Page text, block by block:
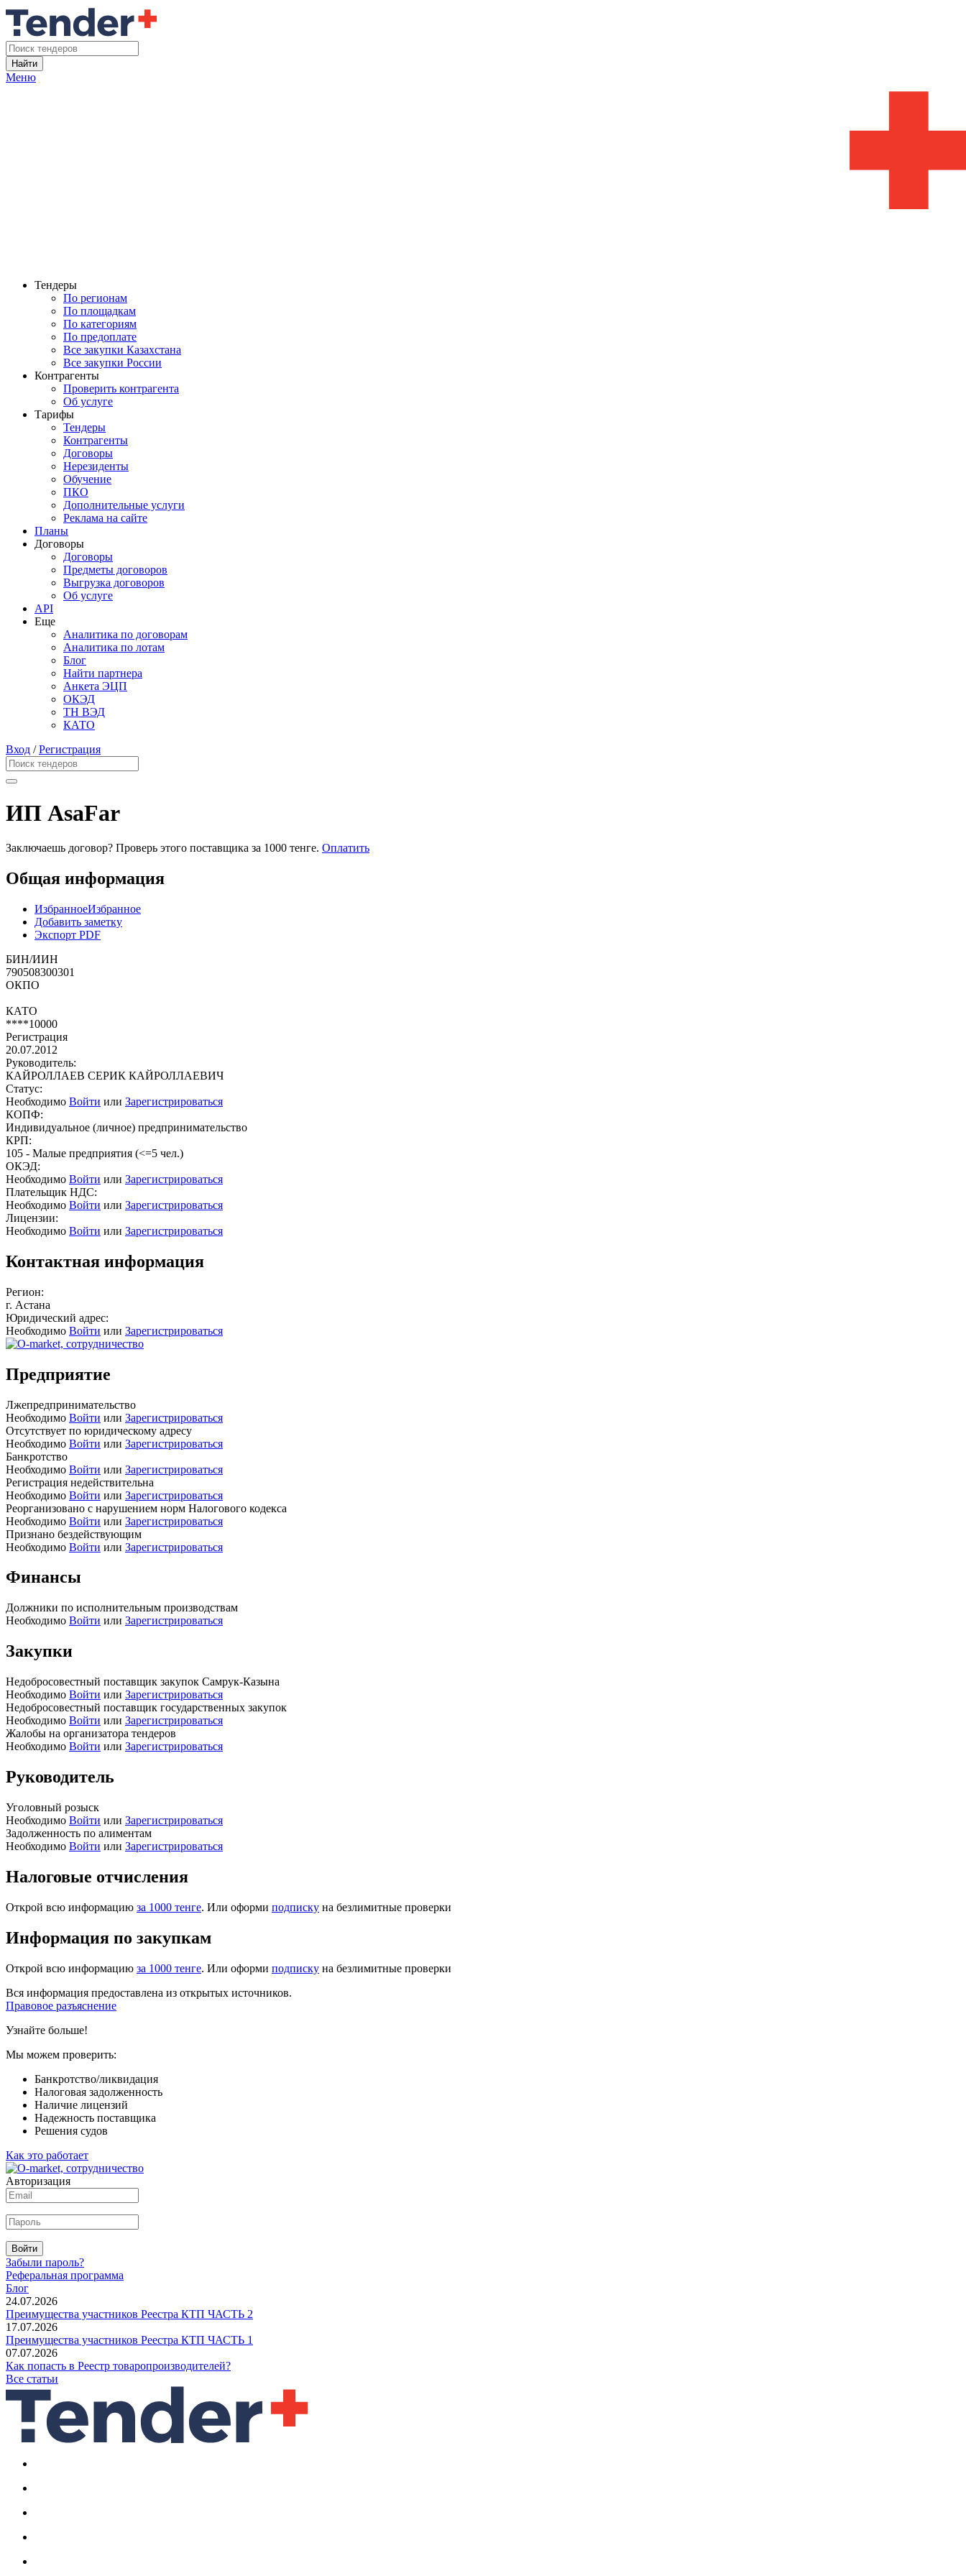
Найти
Меню
Тендеры
По регионам
По площадкам
По категориям
По предоплате
Все закупки Казахстана
Все закупки России
Контрагенты
Проверить контрагента
Об услуге
Тарифы
Тендеры
Контрагенты
Договоры
Нерезиденты
Обучение
ПКО
Дополнительные услуги
Реклама на сайте
Планы
Договоры
Договоры
Предметы договоров
Выгрузка договоров
Об услуге
API
Еще
Аналитика по договорам
Аналитика по лотам
Блог
Найти партнера
Анкета ЭЦП
ОКЭД
ТН ВЭД
КАТО
Вход /Регистрация
ИП AsaFar
Заключаешь договор? Проверь этого поставщика за 1000 тенге. Оплатить
Общая информация
ИзбранноеИзбранное
Добавить заметку
Экспорт PDF
БИН/ИИН
790508300301
ОКПО
КАТО
****10000
Регистрация
20.07.2012
Руководитель:
КАЙРОЛЛАЕВ СЕРИК КАЙРОЛЛАЕВИЧ
Статус:
Необходимо Войти или Зарегистрироваться
КОПФ:
Индивидуальное (личное) предпринимательство
КРП:
105 - Малые предприятия (<=5 чел.)
ОКЭД:
Необходимо Войти или Зарегистрироваться
Плательщик НДС:
Необходимо Войти или Зарегистрироваться
Лицензии:
Необходимо Войти или Зарегистрироваться
Контактная информация
Регион:
г. Астана
Юридический адрес:
Необходимо Войти или Зарегистрироваться
Предприятие
Лжепредпринимательство
Необходимо Войти или Зарегистрироваться
Отсутствует по юридическому адресу
Необходимо Войти или Зарегистрироваться
Банкротство
Необходимо Войти или Зарегистрироваться
Регистрация недействительна
Необходимо Войти или Зарегистрироваться
Реорганизовано с нарушением норм Налогового кодекса
Необходимо Войти или Зарегистрироваться
Признано бездействующим
Необходимо Войти или Зарегистрироваться
Финансы
Должники по исполнительным производствам
Необходимо Войти или Зарегистрироваться
Закупки
Недобросовестный поставщик закупок Самрук-Казына
Необходимо Войти или Зарегистрироваться
Недобросовестный поставщик государственных закупок
Необходимо Войти или Зарегистрироваться
Жалобы на организатора тендеров
Необходимо Войти или Зарегистрироваться
Руководитель
Уголовный розыск
Необходимо Войти или Зарегистрироваться
Задолженность по алиментам
Необходимо Войти или Зарегистрироваться
Налоговые отчисления
Открой всю информацию за 1000 тенге. Или оформи подписку на безлимитные проверки
Информация по закупкам
Открой всю информацию за 1000 тенге. Или оформи подписку на безлимитные проверки
Вся информация предоставлена из открытых источников.
Правовое разъяснение
Узнайте больше!
Мы можем проверить:
Банкротство/ликвидация
Налоговая задолженность
Наличие лицензий
Надежность поставщика
Решения судов
Как это работает
Авторизация
Войти
Забыли пароль?
Реферальная программа
Блог
24.07.2026
Преимущества участников Реестра КТП ЧАСТЬ 2
17.07.2026
Преимущества участников Реестра КТП ЧАСТЬ 1
07.07.2026
Как попасть в Реестр товаропроизводителей?
Все статьи